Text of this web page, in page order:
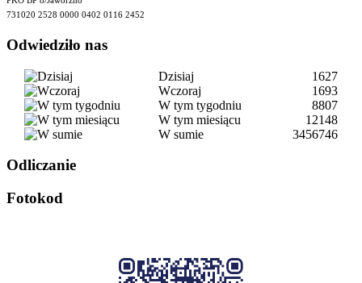
731020 2528 0000 0402 0116 2452
Odwiedziło nas
Dzisiaj
1627
Wczoraj
1693
W tym tygodniu
8807
W tym miesiącu
12148
W sumie
3456746
Odliczanie
Fotokod